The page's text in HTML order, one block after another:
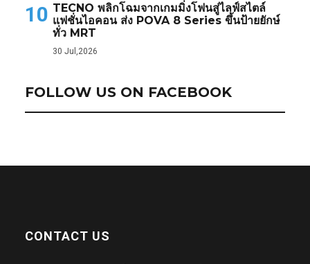
10 TECNO พลิกโฉมจากเกมมิ่งโฟนสู่ไลฟ์สไตล์
แฟชั่นไอคอน ส่ง POVA 8 Series ขึ้นป้ายยักษ์
ทั่ว MRT
30 Jul,2026
FOLLOW US ON FACEBOOK
CONTACT US